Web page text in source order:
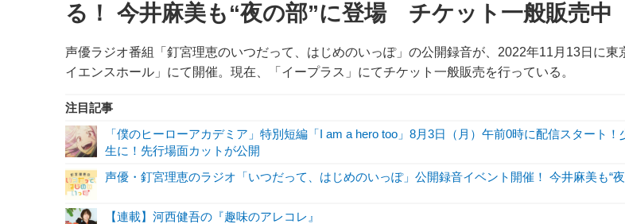
る！ 今井麻美も“夜の部”に登場 チケット一般販売中
声優ラジオ番組「釘宮理恵のいつだって、はじめのいっぽ」の公開録音が、2022年11月13日に東
イエンスホール」にて開催。現在、「イープラス」にてチケット一般販売を行っている。
注目記事
「僕のヒーローアカデミア」特別短編「I am a hero too」8月3日（月）午前0時に配信スタート！
生に！先行場面カットが公開
声優・釘宮理恵のラジオ「いつだって、はじめのいっぽ」公開録音イベント開催！ 今井麻美も“
【連載】河西健吾の『趣味のアレコレ』